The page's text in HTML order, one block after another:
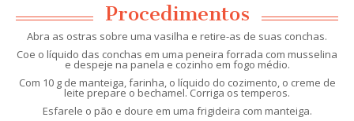
Procedimentos
Abra as ostras sobre uma vasilha e retire-as de suas conchas.
Coe o líquido das conchas em uma peneira forrada com musselina
e despeje na panela e cozinho em fogo médio.
Com 10 g de manteiga, farinha, o líquido do cozimento, o creme de
leite prepare o bechamel. Corriga os temperos.
Esfarele o pão e doure em uma frigideira com manteiga.